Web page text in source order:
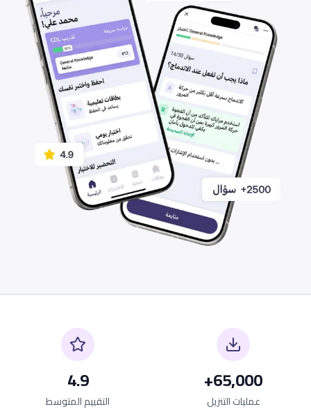
65,000+
عمليات التنزيل
4.9
التقييم المتوسط